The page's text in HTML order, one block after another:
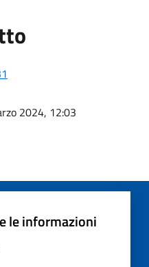
2024, 12:03
le informazioni